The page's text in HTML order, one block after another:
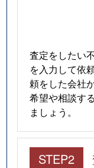
査定をしたい
を入力して依
頼をした会社
希望や相談す
ましょう。
STEP2